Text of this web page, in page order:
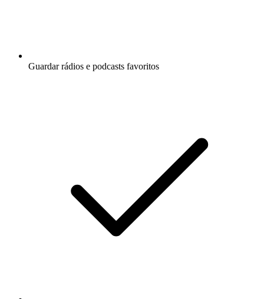
Guardar rádios e podcasts favoritos